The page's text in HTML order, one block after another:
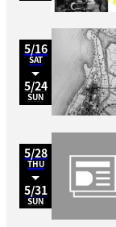
5/16
SAT
5/24
SUN
5/28
THU
5/31
SUN